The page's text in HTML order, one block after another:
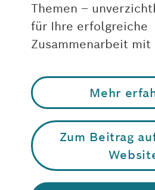
Themen –
für Ihre erfolgreiche
Zusammenarbeit mit
Mehr
Zum Beitrag